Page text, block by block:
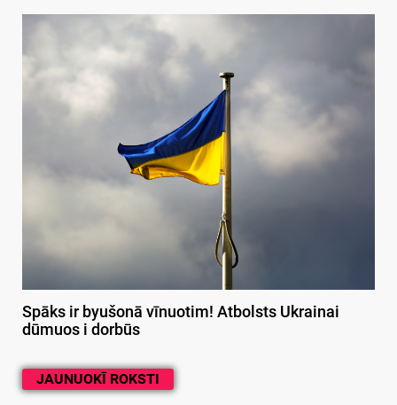
Spāks ir byušonā vīnuotim! Atbolsts Ukrainai
dūmuos i dorbūs
JAUNUOKĪ ROKSTI